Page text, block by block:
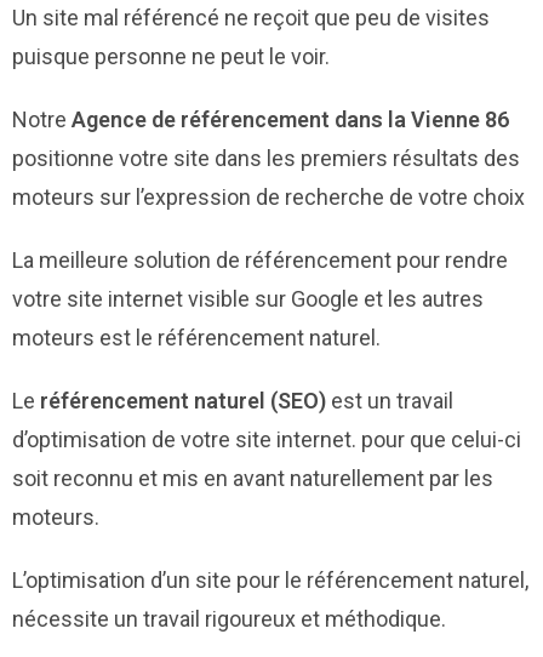
Un site mal référencé ne reçoit que peu de visites
puisque personne ne peut le voir.
Notre Agence de référencement dans la Vienne 86
positionne votre site dans les premiers résultats des
moteurs sur l’expression de recherche de votre choix
La meilleure solution de référencement pour rendre
votre site internet visible sur Google et les autres
moteurs est le référencement naturel.
Le référencement naturel (SEO) est un travail
d’optimisation de votre site internet. pour que celui-ci
soit reconnu et mis en avant naturellement par les
moteurs.
L’optimisation d’un site pour le référencement naturel,
nécessite un travail rigoureux et méthodique.